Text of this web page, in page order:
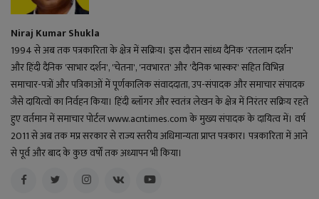
Niraj Kumar Shukla
1994 से अब तक पत्रकारिता के क्षेत्र में सक्रिय। इस दौरान सांध्य दैनिक 'रतलाम दर्शन'
और हिंदी दैनिक 'साभार दर्शन', 'चेतना', 'नवभारत' और 'दैनिक भास्कर' सहित विभिन्न
समाचार-पत्रों और पत्रिकाओं में पूर्णकालिक संवाददाता, उप-संपादक और समाचार संपादक
जैसे दायित्वों का निर्वहन किया। हिंदी ब्लॉगर और स्वतंत्र लेखन के क्षेत्र में निरंतर सक्रिय रहते
हुए वर्तमान में समाचार पोर्टल www.acntimes.com के मुख्य संपादक के दायित्व में। वर्ष
2011 से अब तक मप्र सरकार से राज्य स्तरीय अधिमान्यता प्राप्त पत्रकार। पत्रकारिता में आने
से पूर्व और बाद के कुछ वर्षों तक अध्यापन भी किया।